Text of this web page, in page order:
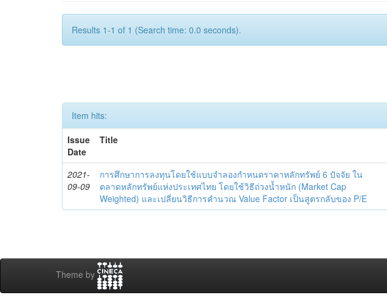
Results 1-1 of 1 (Search time: 0.0 seconds).
Item hits:
Issue
Date
Title
2021-
09-09
การศึกษาการลงทุนโดยใช้แบบจำลองกำหนดราคาหลักทรัพย์ 6 ปัจจัย ใน
ตลาดหลักทรัพย์แห่งประเทศไทย โดยใช้วิธีถ่วงน้ำหนัก (Market Cap
Weighted) และเปลี่ยนวิธีการคำนวณ Value Factor เป็นสูตรกลับของ P/E
Theme by